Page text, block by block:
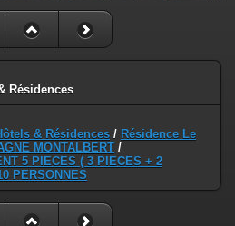
Résidences
& Résidences / Résidence Le
MONTALBERT /
5 PIECES ( 3 PIECES + 2
PERSONNES